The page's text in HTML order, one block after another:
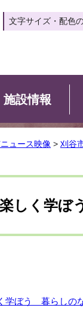
文字サイズ・配色
施設情報
ュース映像 > 刈谷
しく学
学ぼう 暮らしの